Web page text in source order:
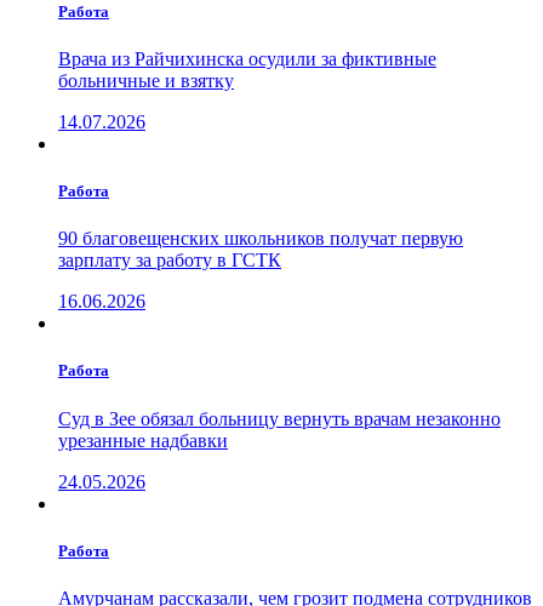
Работа
Врача из Райчихинска осудили за фиктивные
больничные и взятку
14.07.2026
Работа
90 благовещенских школьников получат первую
зарплату за работу в ГСТК
16.06.2026
Работа
Суд в Зее обязал больницу вернуть врачам незаконно
урезанные надбавки
24.05.2026
Работа
Амурчанам рассказали, чем грозит подмена сотрудников